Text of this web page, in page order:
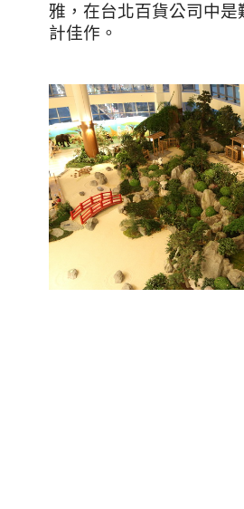
雅，在台北百貨公司中是
計佳作。